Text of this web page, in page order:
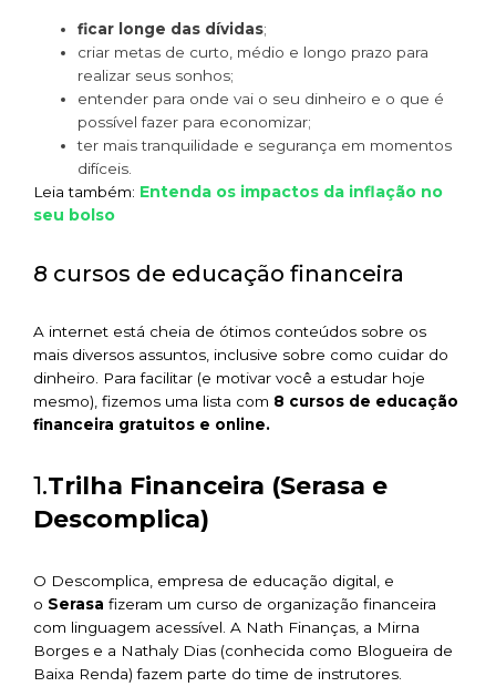
ficar longe das dívidas;
criar metas de curto, médio e longo prazo para
realizar seus sonhos;
entender para onde vai o seu dinheiro e o que é
possível fazer para economizar;
ter mais tranquilidade e segurança em momentos
difíceis.
Leia também: Entenda os impactos da inflação no
seu bolso
8 cursos de educação financeira
A internet está cheia de ótimos conteúdos sobre os
mais diversos assuntos, inclusive sobre como cuidar do
dinheiro. Para facilitar (e motivar você a estudar hoje
mesmo), fizemos uma lista com 8 cursos de educação
financeira gratuitos e online.
1.Trilha Financeira (Serasa e
Descomplica)
O Descomplica, empresa de educação digital, e
o Serasa fizeram um curso de organização financeira
com linguagem acessível. A Nath Finanças, a Mirna
Borges e a Nathaly Dias (conhecida como Blogueira de
Baixa Renda) fazem parte do time de instrutores.